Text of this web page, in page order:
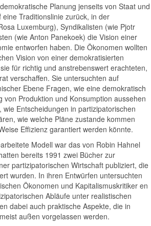
Planung jenseits von Staat und
Traditionslinie zurück, in der
Luxemburg), Syndikalisten (wie Pjotr
(wie Anton Panekoek) die Vision einer
entworfen haben. Die Ökonomen wollten
Vision von einer demokratisierten
für richtig und anstrebenswert erachteten,
verschaffen. Sie untersuchten auf
Ebene Fragen, wie eine demokratisch
von Produktion und Konsumption aussehen
Entscheidungen in partizipatorischen
wie welche Pläne zustande kommen
Effizienz garantiert werden könnte.
Modell war das von Robin Hahnel
bereits 1991 zwei Bücher zur
partizipatorischen Wirtschaft publiziert, die
wurden. In ihren Entwürfen untersuchten
Ökonomen und Kapitalismuskritiker en
Abläufe unter realistischen
dabei auch praktische Aspekte, die in
außen vorgelassen werden.